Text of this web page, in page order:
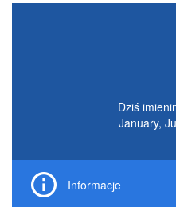
Dziś
January,
Informacje